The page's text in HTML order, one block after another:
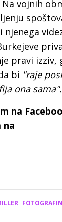
vojnih
njenega
pravi izziv,
bi "raje
ona sama".
na
na